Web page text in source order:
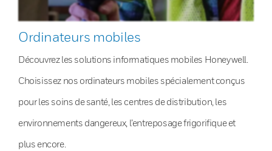
Ordinateurs mobiles
Découvrez les solutions informatiques mobiles Honeywell.
Choisissez nos ordinateurs mobiles spécialement conçus
pour les soins de santé, les centres de distribution, les
environnements dangereux, l’entreposage frigorifique et
plus encore.